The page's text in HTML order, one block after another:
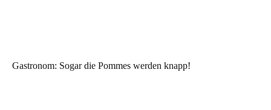
Gastronom: Sogar die Pommes werden knapp!